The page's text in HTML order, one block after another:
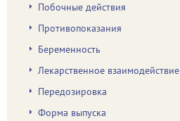
Побочные действия
Противопоказания
Беременность
Лекарственное взаимодействие
Передозировка
Форма выпуска